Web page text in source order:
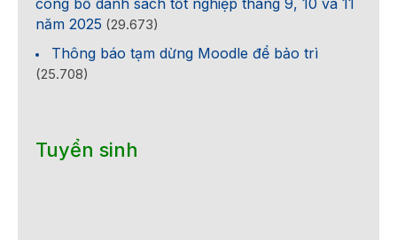
năm 2025 (29.673)
Thông báo tạm dừng Moodle để bảo trì
(25.708)
Tuyển sinh